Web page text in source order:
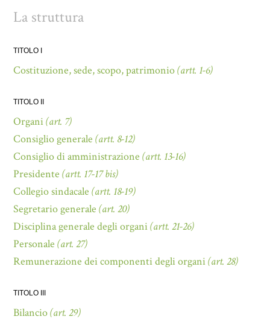
La struttura
TITOLO I
Costituzione, sede, scopo, patrimonio(artt. 1-6)
TITOLO II
Organi(art. 7)
Consiglio generale(artt. 8-12)
Consiglio di amministrazione(artt. 13-16)
Presidente(artt. 17-17 bis)
Collegio sindacale(artt. 18-19)
Segretario generale(art. 20)
Disciplina generale degli organi(artt. 21-26)
Personale(art. 27)
Remunerazione dei componenti degli organi(art. 28)
TITOLO III
Bilancio(art. 29)